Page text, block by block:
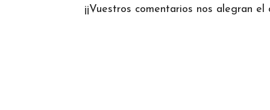
¡¡Vuestros comentarios nos alegran el